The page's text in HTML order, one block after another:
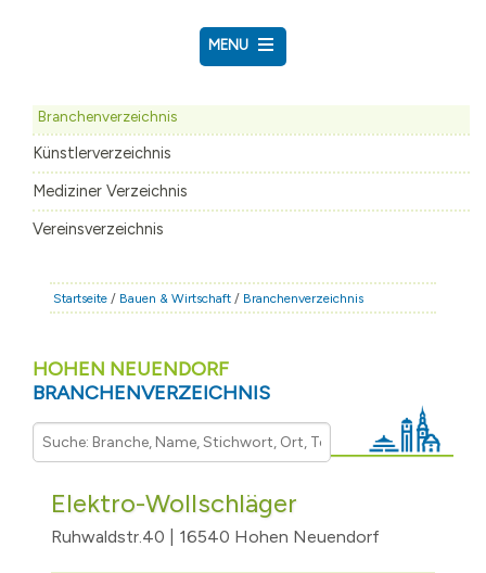
MENU
RATHAUS & POLITIK
BÜRGERSERVICE
FAMILIE & BILDUNG
BAUEN & WIRTSCHAFT
Branchenverzeichnis
Künstlerverzeichnis
Mediziner Verzeichnis
Vereinsverzeichnis
Startseite / Bauen & Wirtschaft / Branchenverzeichnis
HOHEN NEUENDORF
BRANCHENVERZEICHNIS
Elektro-Wollschläger
Ruhwaldstr.40 | 16540 Hohen Neuendorf